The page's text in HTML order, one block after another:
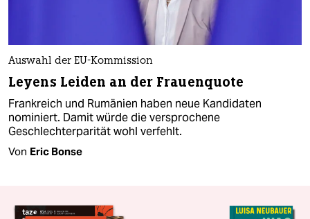
Auswahl der EU-Kommission
Leyens Leiden an der Frauenquote
Frankreich und Rumänien haben neue Kandidaten
nominiert. Damit würde die versprochene
Geschlechterparität wohl verfehlt.
Von Eric Bonse